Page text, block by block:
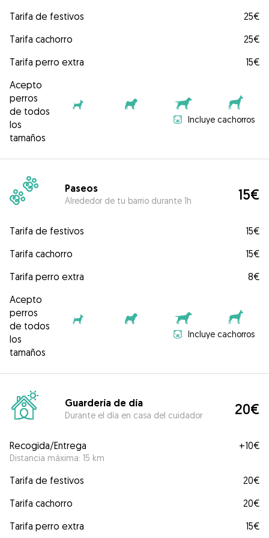
Tarifa de festivos
25€
Tarifa cachorro
25€
Tarifa perro extra
15€
Acepto
perros
de todos
los
tamaños
Incluye cachorros
Paseos
Alrededor de tu barrio durante 1h 15€
Tarifa de festivos
15€
Tarifa cachorro
15€
Tarifa perro extra
8€
Acepto
perros
de todos
los
tamaños
Incluye cachorros
Guardería de día
Durante el día en casa del cuidador 20€
Recogida/Entrega
Distancia máxima: 15 km
+10€
Tarifa de festivos
20€
Tarifa cachorro
20€
Tarifa perro extra
15€